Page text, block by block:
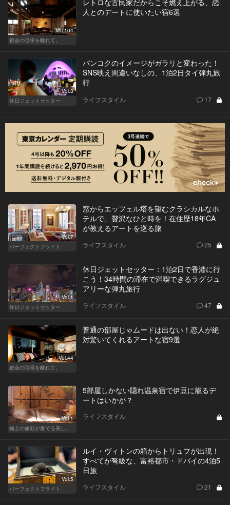
Vol.104
都会の喧噪を離れて。
レトロな古民家だからこそ燃え上がる、恋
人とのデートに使いたい宿6選
Vol.3
休日ジェットセッター
バンコクのイメージがガラリと変わった！
SNS映え間違いなしの、1泊2日タイ弾丸旅
行
ライフスタイル 17
Vol.7
パーフェクトフライト
窓からエッフェル塔を望むクラシカルなホ
テルで、贅沢なひと時を！在住歴18年CA
が教えるアートを巡る旅
ライフスタイル 25
Vol.1
休日ジェットセッター
休日ジェットセッター：1泊2日で香港に行
こう！34時間の滞在で満喫できるラグジュ
アリーな弾丸旅行
ライフスタイル 47
Vol.44
都会の喧噪を離れて。
普通の部屋じゃムードは出ない！恋人が絶
対驚いてくれるアートな宿9選
Vol.1
極上の旅荘が奏でる美しき寛ぎ
5部屋しかない隠れ温泉宿で伊豆に籠るデ
ートはいかが？
ライフスタイル
Vol.5
パーフェクトフライト
ルイ・ヴィトンの箱からトリュフが出現！
すべてが弩級な、富裕都市・ドバイの4泊5
日旅
ライフスタイル 21